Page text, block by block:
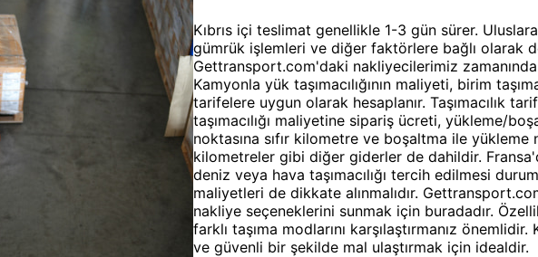
Kıbrıs içi teslimat genellikle 1-3 gün sürer.
gümrük işlemleri ve diğer faktörlere bağlı olarak
Gettransport.com'daki nakliyecilerimiz
Kamyonla yük taşımacılığının maliyeti, birim
tarifelere uygun olarak hesaplanır. Taşımacılık
taşımacılığı maliyetine sipariş ücreti, yükleme/
noktasına sıfır kilometre ve boşaltma ile yükleme
kilometreler gibi diğer giderler de dahildir.
deniz veya hava taşımacılığı tercih edilmesi
maliyetleri de dikkate alınmalıdır.
nakliye seçeneklerini sunmak için buradadır.
farklı taşıma modlarını karşılaştırmanız önemlidir.
ve güvenli bir şekilde mal ulaştırmak için idealdir.